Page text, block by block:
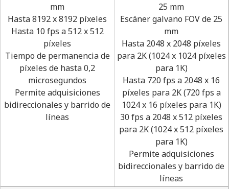
mm
Hasta 8192 x 8192 píxeles
Hasta 10 fps a 512 x 512
píxeles
Tiempo de permanencia de
píxeles de hasta 0,2
microsegundos
Permite adquisiciones
bidireccionales y barrido de
líneas
25 mm
Escáner galvano FOV de 25
mm
Hasta 2048 x 2048 píxeles
para 2K (1024 x 1024 píxeles
para 1K)
Hasta 720 fps a 2048 x 16
píxeles para 2K (720 fps a
1024 x 16 píxeles para 1K)
30 fps a 2048 x 512 píxeles
para 2K (1024 x 512 píxeles
para 1K)
Permite adquisiciones
bidireccionales y barrido de
líneas